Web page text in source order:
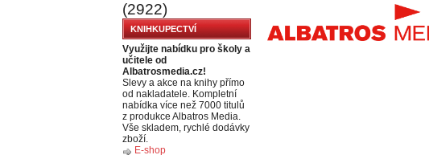
(2922)
KNIHKUPECTVÍ
Využijte nabídku pro školy a
učitele od
Albatrosmedia.cz!
Slevy a akce na knihy přímo
od nakladatele. Kompletní
nabídka více než 7000 titulů
z produkce Albatros Media.
Vše skladem, rychlé dodávky
zboží.
E-shop